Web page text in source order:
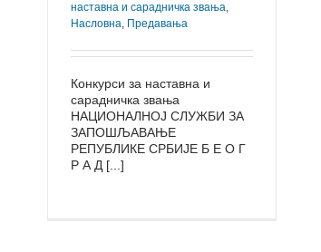
наставна и сарадничка звања,
Насловна, Предавања
Конкурси за наставна и
сарадничка звања
НАЦИОНАЛНОЈ СЛУЖБИ ЗА
ЗАПОШЉАВАЊЕ
РЕПУБЛИКЕ СРБИЈЕ Б Е О Г
Р А Д [...]